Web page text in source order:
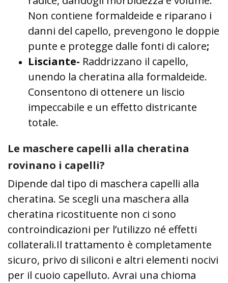
Non contiene formaldeide e riparano i
danni del capello, prevengono le doppie
punte e protegge dalle fonti di calore;
Lisciante- Raddrizzano il capello,
unendo la cheratina alla formaldeide.
Consentono di ottenere un liscio
impeccabile e un effetto districante
totale.
Le maschere capelli alla cheratina
rovinano i capelli?
Dipende dal tipo di maschera capelli alla
cheratina. Se scegli una maschera alla
cheratina ricostituente non ci sono
controindicazioni per l’utilizzo né effetti
collaterali.Il trattamento è completamente
sicuro, privo di siliconi e altri elementi nocivi
per il cuoio capelluto. Avrai una chioma